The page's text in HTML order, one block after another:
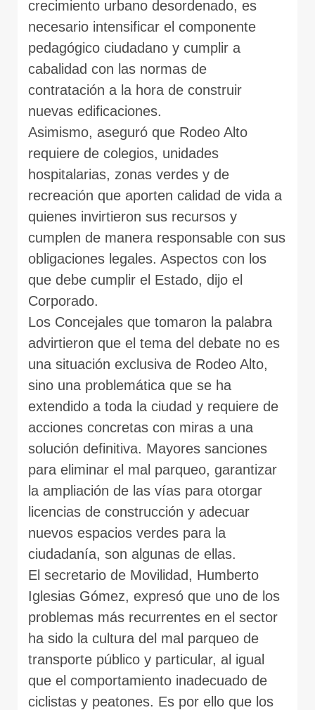
crecimiento urbano desordenado, es
necesario intensificar el componente
pedagógico ciudadano y cumplir a
cabalidad con las normas de
contratación a la hora de construir
nuevas edificaciones.
Asimismo, aseguró que Rodeo Alto
requiere de colegios, unidades
hospitalarias, zonas verdes y de
recreación que aporten calidad de vida a
quienes invirtieron sus recursos y
cumplen de manera responsable con sus
obligaciones legales. Aspectos con los
que debe cumplir el Estado, dijo el
Corporado.
Los Concejales que tomaron la palabra
advirtieron que el tema del debate no es
una situación exclusiva de Rodeo Alto,
sino una problemática que se ha
extendido a toda la ciudad y requiere de
acciones concretas con miras a una
solución definitiva. Mayores sanciones
para eliminar el mal parqueo, garantizar
la ampliación de las vías para otorgar
licencias de construcción y adecuar
nuevos espacios verdes para la
ciudadanía, son algunas de ellas.
El secretario de Movilidad, Humberto
Iglesias Gómez, expresó que uno de los
problemas más recurrentes en el sector
ha sido la cultura del mal parqueo de
transporte público y particular, al igual
que el comportamiento inadecuado de
ciclistas y peatones. Es por ello que los